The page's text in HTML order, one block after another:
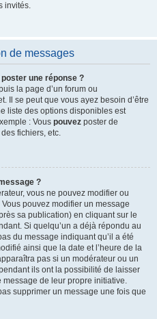
invités.
de messages
une réponse ?
la page d’un forum ou
Il se peut que vous ayez besoin d’être
liste des options disponibles est
: Vous pouvez poster de
fichiers, etc.
?
vous ne pouvez modifier ou
pouvez modifier un message
sa publication) en cliquant sur le
Si quelqu’un a déjà répondu au
du message indiquant qu’il a été
ainsi que la date et l’heure de la
pas si un modérateur ou un
ils ont la possibilité de laisser
message de leur propre initiative.
supprimer un message une fois que